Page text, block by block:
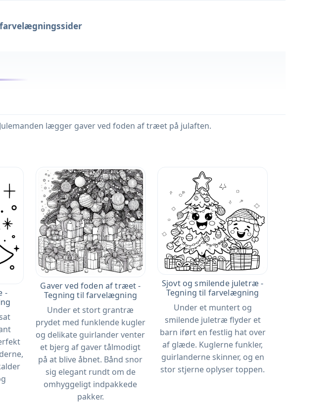
lægger gaver ved foden af ​​træet på julaften.
-
Gaver ved foden af ​​træet -
Tegning til farvelægning
Under et stort grantræ
prydet med funklende kugler
og delikate guirlander venter
et bjerg af gaver tålmodigt
på at blive åbnet. Bånd snor
sig elegant rundt om de
omhyggeligt indpakkede
pakker.
Sjovt og smilende juletræ -
Tegning til farvelægning
Under et muntert og
smilende juletræ flyder et
barn iført en festlig hat over
af glæde. Kuglerne funkler,
guirlanderne skinner, og en
stor stjerne oplyser toppen.